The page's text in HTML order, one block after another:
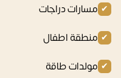
مسارات دراجات
منطقة اطفال
مولدات طاقة